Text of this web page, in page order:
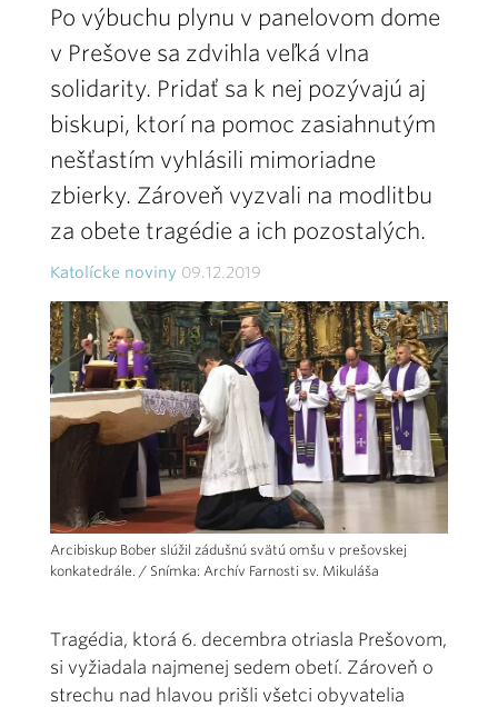
Po výbuchu plynu v panelovom dome
v Prešove sa zdvihla veľká vlna
solidarity. Pridať sa k nej pozývajú aj
biskupi, ktorí na pomoc zasiahnutým
nešťastím vyhlásili mimoriadne
zbierky. Zároveň vyzvali na modlitbu
za obete tragédie a ich pozostalých.
Katolícke noviny 09.12.2019
Arcibiskup Bober slúžil zádušnú svätú omšu v prešovskej
konkatedrále. / Snímka: Archív Farnosti sv. Mikuláša
Tragédia, ktorá 6. decembra otriasla Prešovom,
si vyžiadala najmenej sedem obetí. Zároveň o
strechu nad hlavou prišli všetci obyvatelia